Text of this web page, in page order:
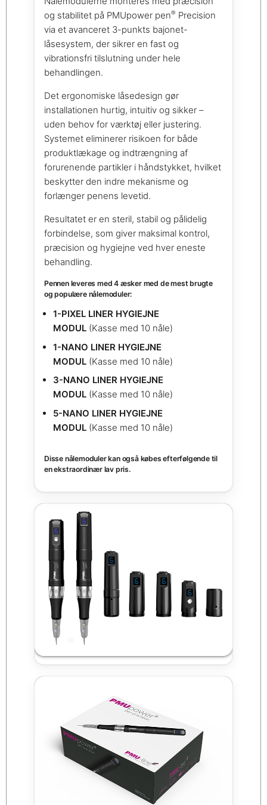
og stabilitet på PMUpower pen® Precision
via et avanceret 3-punkts bajonet-
låsesystem, der sikrer en fast og
vibrationsfri tilslutning under hele
behandlingen.
Det ergonomiske låsedesign gør
installationen hurtig, intuitiv og sikker –
uden behov for værktøj eller justering.
Systemet eliminerer risikoen for både
produktlækage og indtrængning af
forurenende partikler i håndstykket, hvilket
beskytter den indre mekanisme og
forlænger penens levetid.
Resultatet er en steril, stabil og pålidelig
forbindelse, som giver maksimal kontrol,
præcision og hygiejne ved hver eneste
behandling.
Pennen leveres med 4 æsker med de mest brugte
og populære nålemoduler:
1-PIXEL LINER HYGIEJNE
MODUL (Kasse med 10 nåle)
1-NANO LINER HYGIEJNE
MODUL (Kasse med 10 nåle)
3-NANO LINER HYGIEJNE
MODUL (Kasse med 10 nåle)
5-NANO LINER HYGIEJNE
MODUL (Kasse med 10 nåle)
Disse nålemoduler kan også købes efterfølgende til
en ekstraordinær lav pris.